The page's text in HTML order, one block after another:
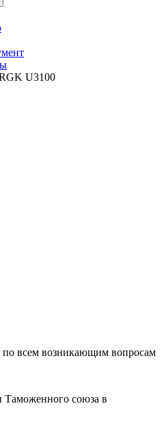
U3100
всем возникающим вопросам
Таможенного союза в